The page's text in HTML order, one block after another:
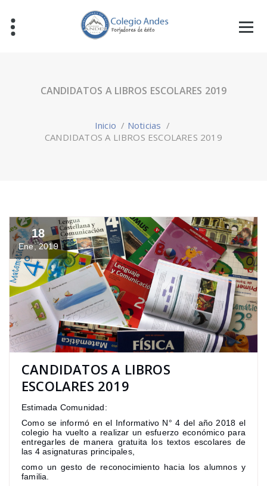
CANDIDATOS A LIBROS ESCOLARES 2019
Inicio / Noticias /
CANDIDATOS A LIBROS ESCOLARES 2019
18
Ene, 2019
CANDIDATOS A LIBROS
ESCOLARES 2019
Estimada Comunidad:
Como se informó en el Informativo N° 4 del año 2018 el
colegio ha vuelto a realizar un esfuerzo económico para
entregarles de manera gratuita los textos escolares de
las 4 asignaturas principales,
como un gesto de reconocimiento hacia los alumnos y
familia.